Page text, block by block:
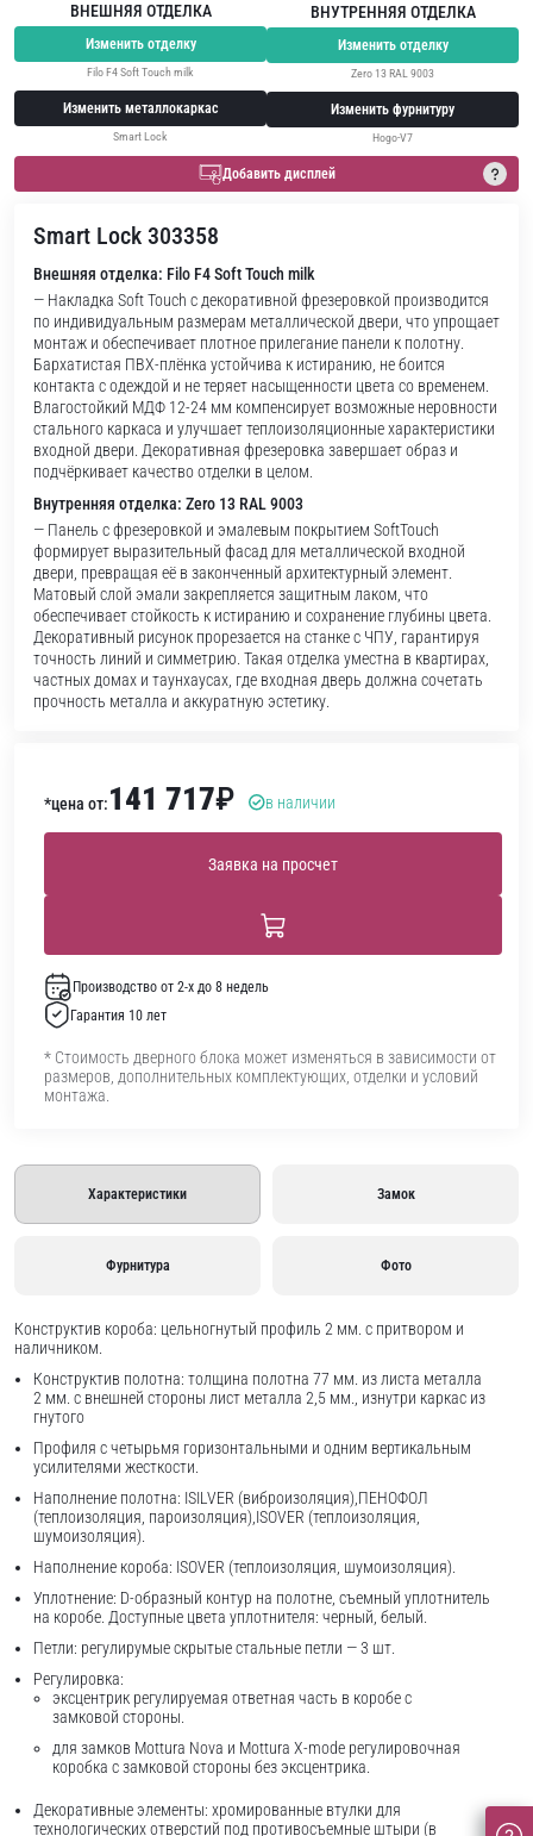
ВНЕШНЯЯ ОТДЕЛКА
Изменить отделку
Filo F4 Soft Touch milk
Изменить металлокаркас
Smart Lock
ВНУТРЕННЯЯ ОТДЕЛКА
Изменить отделку
Zero 13 RAL 9003
Изменить фурнитуру
Hogo-V7
Добавить дисплей
Smart Lock 303358
Внешняя отделка: Filo F4 Soft Touch milk
— Накладка Soft Touch с декоративной фрезеровкой производится
по индивидуальным размерам металлической двери, что упрощает
монтаж и обеспечивает плотное прилегание панели к полотну.
Бархатистая ПВХ-плёнка устойчива к истиранию, не боится
контакта с одеждой и не теряет насыщенности цвета со временем.
Влагостойкий МДФ 12-24 мм компенсирует возможные неровности
стального каркаса и улучшает теплоизоляционные характеристики
входной двери. Декоративная фрезеровка завершает образ и
подчёркивает качество отделки в целом.
Внутренняя отделка: Zero 13 RAL 9003
— Панель с фрезеровкой и эмалевым покрытием SoftTouch
формирует выразительный фасад для металлической входной
двери, превращая её в законченный архитектурный элемент.
Матовый слой эмали закрепляется защитным лаком, что
обеспечивает стойкость к истиранию и сохранение глубины цвета.
Декоративный рисунок прорезается на станке с ЧПУ, гарантируя
точность линий и симметрию. Такая отделка уместна в квартирах,
частных домах и таунхаусах, где входная дверь должна сочетать
прочность металла и аккуратную эстетику.
*цена от:141 717₽ в наличии
Заявка на просчет
Производство от 2-х до 8 недель
Гарантия 10 лет
* Стоимость дверного блока может изменяться в зависимости от
размеров, дополнительных комплектующих, отделки и условий
монтажа.
Характеристики Замок
Фурнитура Фото
Конструктив короба: цельногнутый профиль 2 мм. с притвором и
наличником.
Конструктив полотна: толщина полотна 77 мм. из листа металла
2 мм. с внешней стороны лист металла 2,5 мм., изнутри каркас из
гнутого
Профиля с четырьмя горизонтальными и одним вертикальным
усилителями жесткости.
Наполнение полотна: ISILVER (виброизоляция),ПЕНОФОЛ
(теплоизоляция, пароизоляция),ISOVER (теплоизоляция,
шумоизоляция).
Наполнение короба: ISOVER (теплоизоляция, шумоизоляция).
Уплотнение: D-образный контур на полотне, съемный уплотнитель
на коробе. Доступные цвета уплотнителя: черный, белый.
Петли: регулирумые скрытые стальные петли — 3 шт.
Регулировка:
эксцентрик регулируемая ответная часть в коробе с
замковой стороны.
для замков Mottura Nova и Mottura X-mode регулировочная
коробка с замковой стороны без эксцентрика.
Декоративные элементы: хромированные втулки для
технологических отверстий под противосъемные штыри (в